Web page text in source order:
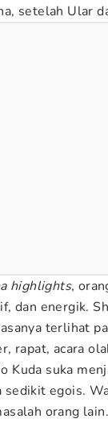
setelah Ular
highlights,
dan energik.
terlihat
rapat, acara
Kuda suka
sedikit egois.
orang lain.